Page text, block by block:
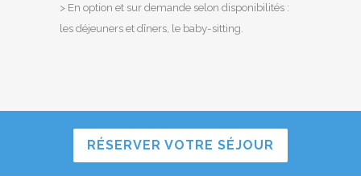
> En option et sur demande selon disponibilités :
les déjeuners et dîners, le baby-sitting.
RÉSERVER VOTRE SÉJOUR